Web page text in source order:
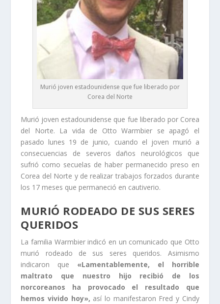
Murió joven estadounidense que fue liberado por
Corea del Norte
Murió joven estadounidense que fue liberado por Corea
del Norte. La vida de Otto Warmbier se apagó el
pasado lunes 19 de junio, cuando el joven murió a
consecuencias de severos daños neurológicos que
sufrió como secuelas de haber permanecido preso en
Corea del Norte y de realizar trabajos forzados durante
los 17 meses que permaneció en cautiverio.
MURIÓ RODEADO DE SUS SERES
QUERIDOS
La familia Warmbier indicó en un comunicado que Otto
murió rodeado de sus seres queridos. Asimismo
indicaron que «Lamentablemente, el horrible
maltrato que nuestro hijo recibió de los
norcoreanos ha provocado el resultado que
hemos vivido hoy», así lo manifestaron Fred y Cindy